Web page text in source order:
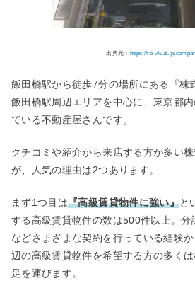
出典元： https://re-vival.jp/
飯田橋駅から徒歩7分の場所にある『株
飯田橋駅周辺エリアを中心に、東京都
ている不動産屋さんです。
クチコミや紹介から来店する方が多い
が、人気の理由は2つあります。
まず1つ目は『高級賃貸物件に強い』と
する高級賃貸物件の数は500件以上。分
などさまざまな契約を行っている経験
辺の高級賃貸物件を希望する方の多く
足を運びます。